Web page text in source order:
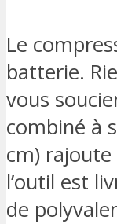
Le
batterie.
vous
combiné à
cm)
l’outil est
de